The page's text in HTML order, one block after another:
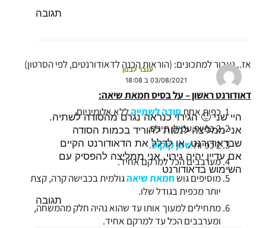
אז.. נעבור למתכונים: (הוראות הכנה לדאודורנטים, לפי הסרטון)
דאודורנט ראשון – על בסיס חמאת שיאה:
כפית אחתסודה לשתייהללא אלומיניום.
2 כפיות עמילן תירס.
2 כפיות
שמן קוקוס.
מערבבים הכל למרקם אחיד.
מוסיפים גושחמאת שיאהגולמית בכבישה קרה, קצת
יותר מכפית בגודל שלו.
מתחילים למעוך אותו עד שהוא נהיה חלק מהמשחה,
ומערבבים הכל עד למרקם אחיד.
תגובה
ענבר לבנון
03/08/2021 ב 18:08
היי שני 🙂 הגירוי כנראה נגרם מהסודה לשתיה.
אני ממליצה לנסות להוריד בכמות הסודה
שבדאודורנט, או לדלל את הדאודורנט הקיים
אם עדיין יהיה גירוי, אני ממליצה להפסיק עם
השימוש בדאודורנט
תגובה